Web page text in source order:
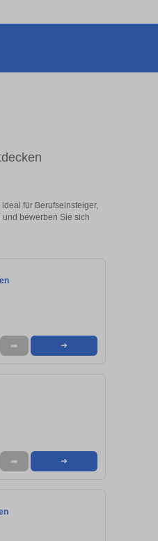
für Berufseinsteiger,
und bewerben Sie sich
➦ ➜
➦ ➜